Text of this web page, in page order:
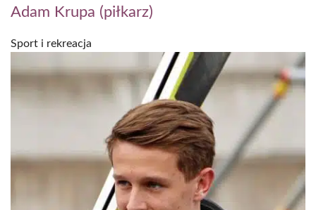
Adam Krupa (piłkarz)
Sport i rekreacja